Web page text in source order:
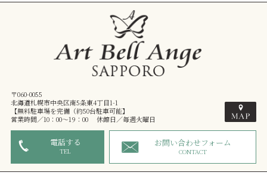
〒060-0055
北海道札幌市中央区南5条東4丁目1-1
【無料駐車場を完備（約50台駐車可能】
営業時間／10：00～19：00 休館日／毎週火曜日
電話する
TEL
お問い合わせフォーム
CONTACT